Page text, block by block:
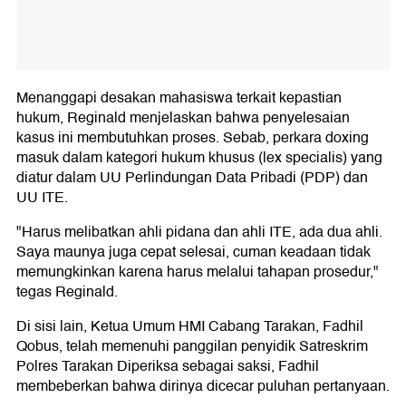
Menanggapi desakan mahasiswa terkait kepastian
hukum, Reginald menjelaskan bahwa penyelesaian
kasus ini membutuhkan proses. Sebab, perkara doxing
masuk dalam kategori hukum khusus (lex specialis) yang
diatur dalam UU Perlindungan Data Pribadi (PDP) dan
UU ITE.
"Harus melibatkan ahli pidana dan ahli ITE, ada dua ahli.
Saya maunya juga cepat selesai, cuman keadaan tidak
memungkinkan karena harus melalui tahapan prosedur,"
tegas Reginald.
Di sisi lain, Ketua Umum HMI Cabang Tarakan, Fadhil
Qobus, telah memenuhi panggilan penyidik Satreskrim
Polres Tarakan Diperiksa sebagai saksi, Fadhil
membeberkan bahwa dirinya dicecar puluhan pertanyaan.